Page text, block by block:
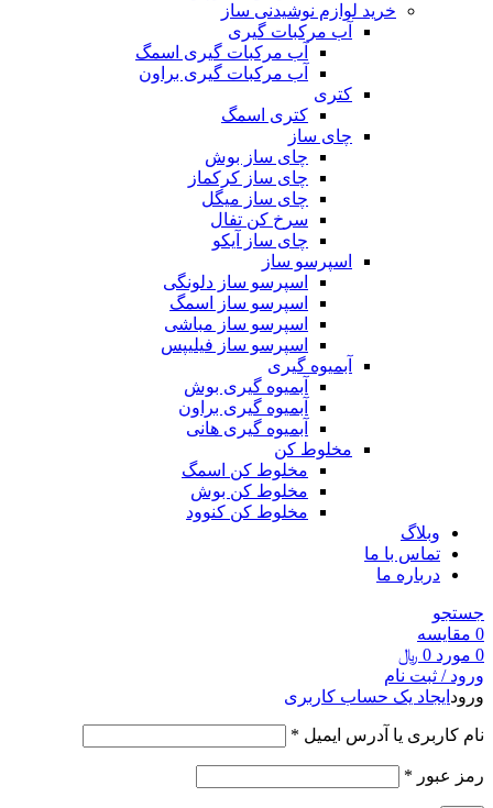
خرید لوازم نوشیدنی ساز
آب مرکبات گیری
آب مرکبات گیری اسمگ
آب مرکبات گیری براون
کتری
کتری اسمگ
چای ساز
چای ساز بوش
چای ساز کرکماز
چای ساز میگل
سرخ کن تفال
چای ساز آیکو
اسپرسو ساز
اسپرسو ساز دلونگی
اسپرسو ساز اسمگ
اسپرسو ساز مباشی
اسپرسو ساز فیلیپس
آبمیوه گیری
آبمیوه گیری بوش
آبمیوه گیری براون
آبمیوه گیری هانی
مخلوط کن
مخلوط کن اسمگ
مخلوط کن بوش
مخلوط کن کنوود
وبلاگ
تماس با ما
درباره ما
جستجو
0 مقايسه
0 مورد 0 ﷼
ورود / ثبت نام
ورود ایجاد یک حساب کاربری
نام کاربری یا آدرس ایمیل *
رمز عبور *